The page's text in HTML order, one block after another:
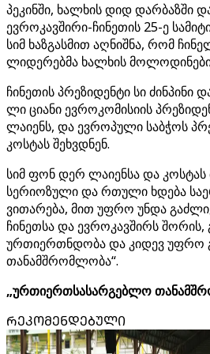
პეკინში, ხალხის დიდ დარბაზში
ევროკავშირი-ჩინეთის 25-ე
სიმ ხაზგასმით აღნიშნა, რომ
ლიდერებმა ხალხის
ჩინეთის პრეზიდენტი სი ძინპინი
ლი ციანი ევროკომისიის
ლაიენს, და ევროპული საბჭოს
კოსტას შეხვდნენ.
სიმ ფონ დერ ლაიენსა და
სერიოზული და რთული ხდება
ვითარება, მით უფრო უნდა
ჩინეთსა და ევროკავშირს
ურთიერთნდობა და კიდევ უფრო
თანამშრომლობა“.
„ურთიერთსასარგებლო
ᲠᲔᲙᲝᲛᲔᲜᲓᲔᲑᲣᲚᲘ